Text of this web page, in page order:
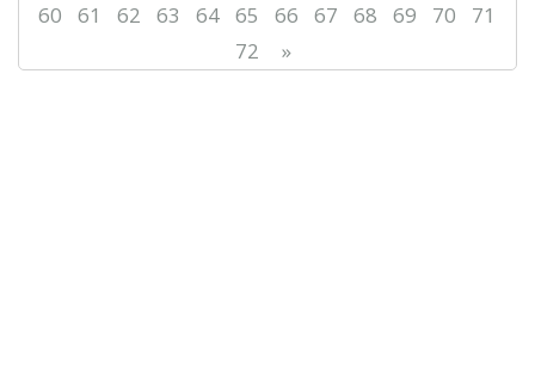
60
61 62 63 64 65 66 67 68 69 70
71
72
»